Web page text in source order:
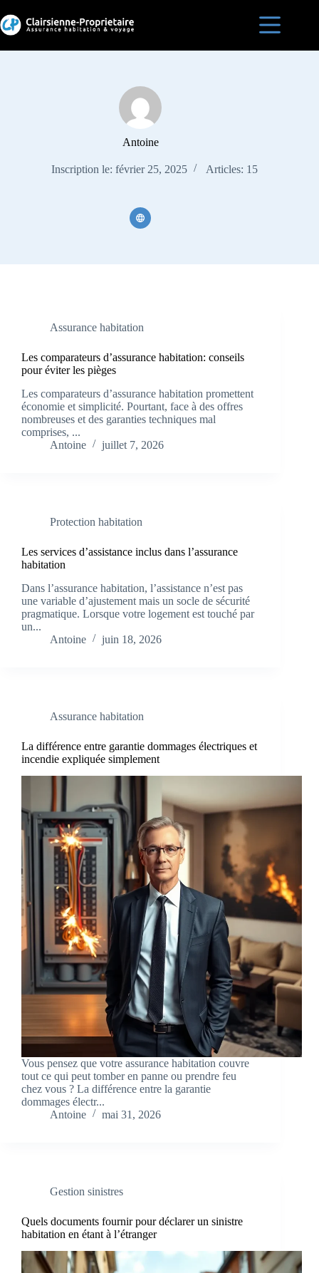
au
contenu
Accueil
en France
Antoine
Inscription le: février 25, 2025 Articles: 15
Assurance habitation
Les comparateurs d’assurance habitation: conseils
pour éviter les pièges
Les comparateurs d’assurance habitation promettent
économie et simplicité. Pourtant, face à des offres
nombreuses et des garanties techniques mal
comprises, ...
Antoine
juillet 7, 2026
Protection habitation
Les services d’assistance inclus dans l’assurance
habitation
Dans l’assurance habitation, l’assistance n’est pas
une variable d’ajustement mais un socle de sécurité
pragmatique. Lorsque votre logement est touché par
un...
Antoine
juin 18, 2026
Assurance habitation
La différence entre garantie dommages électriques et
incendie expliquée simplement
Vous pensez que votre assurance habitation couvre
tout ce qui peut tomber en panne ou prendre feu
chez vous ? La différence entre la garantie
dommages électr...
Antoine
mai 31, 2026
Gestion sinistres
Quels documents fournir pour déclarer un sinistre
habitation en étant à l’étranger